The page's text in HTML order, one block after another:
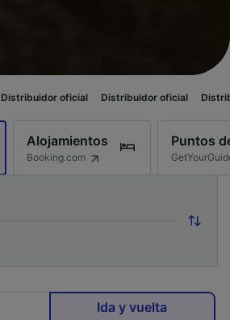
oficial Distribuidor oficial Distribuidor
Alojamientos
Booking.com
Puntos
Ida y vuelta